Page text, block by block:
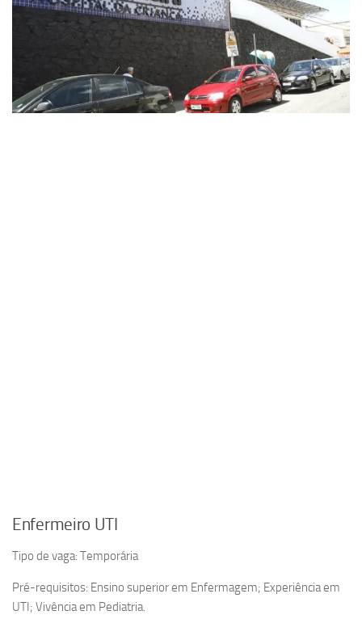
Enfermeiro UTI
Tipo de vaga: Temporária
Pré-requisitos: Ensino superior em Enfermagem; Experiência em
UTI; Vivência em Pediatria.